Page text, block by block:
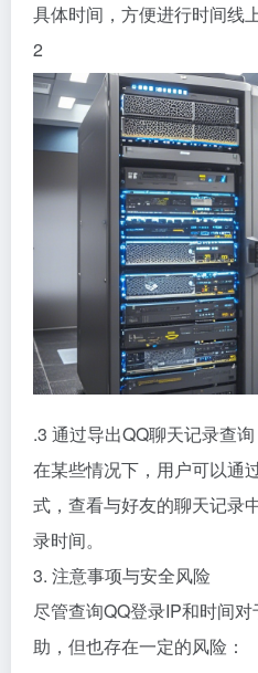
具体时间，方便进行时间线
2
.3 通过导出QQ聊天记录查询
在某些情况下，用户可以通
式，查看与好友的聊天记录
录时间。
3. 注意事项与安全风险
尽管查询QQ登录IP和时间
助，但也存在一定的风险：